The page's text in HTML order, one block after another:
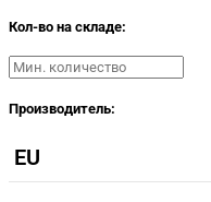
Кол-во на складе:
Производитель:
EU